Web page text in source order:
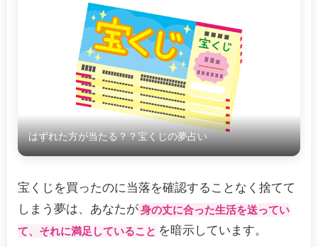
はずれた方が当たる？？宝くじの夢占い
宝くじを買ったのに当落を確認することなく捨てて
しまう夢は、あなたが身の丈に合った生活を送ってい
て、それに満足していること を暗示しています。